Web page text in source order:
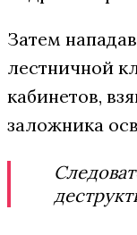
Затем
лестничной
кабинетов,
заложника